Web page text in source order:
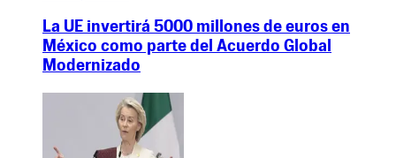
La UE invertirá 5000 millones de euros en
México como parte del Acuerdo Global
Modernizado